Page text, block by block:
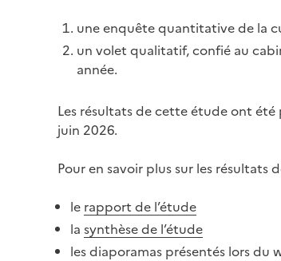
une enquête quantitative de la
un volet qualitatif, confié au
année.
Les résultats de cette étude ont été
juin 2026.
Pour en savoir plus sur les
le rapport de l’étude
la synthèse de l’étude
les diaporamas présentés lors du